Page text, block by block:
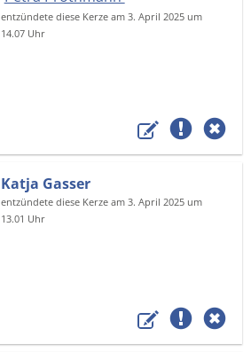
entzündete diese Kerze am 3. April 2025 um
14.07 Uhr
Katja Gasser
entzündete diese Kerze am 3. April 2025 um
13.01 Uhr